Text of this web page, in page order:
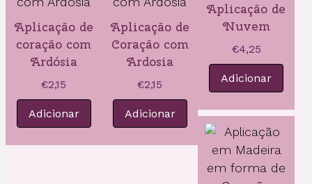
Aplicação de
coração com
Ardósia
€2,15
Adicionar
Aplicação de
Coração com
Ardosia
€2,15
Adicionar
Aplicação de
Nuvem
€4,25
Adicionar